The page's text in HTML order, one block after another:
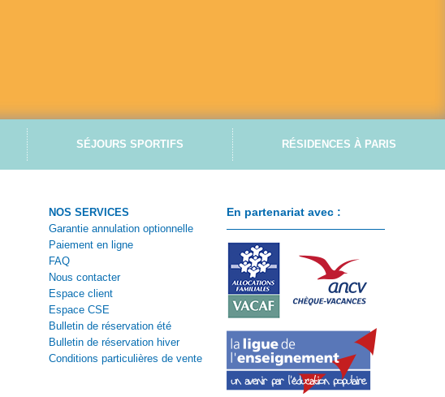
SÉJOURS SPORTIFS RÉSIDENCES À PARIS
NOS SERVICES
Garantie annulation optionnelle
Paiement en ligne
FAQ
Nous contacter
Espace client
Espace CSE
Bulletin de réservation été
Bulletin de réservation hiver
Conditions particulières de vente
En partenariat avec :